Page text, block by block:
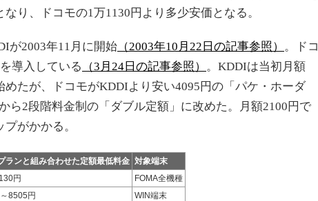
り、ドコモの1万1130円より多少安価となる。
が2003年11月に開始 （2003年10月22日の記事参照） 。ドコ
導入している
（3月24日の記事参照） 。KDDIは当初月額
めたが、ドコモがKDDIより安い4095円の「パケ・ホーダ
ら2段階料金制の「ダブル定額」に改めた。月額2100円で
がかかる。
ランと組み合わせた定額最低料金 対象端末
円
FOMA全機種
8505円
WIN端末